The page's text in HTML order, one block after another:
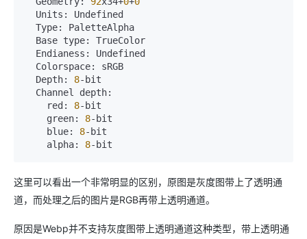
  Depth:
8-bit
    red:
8-bit
    green:
8-bit
    blue:
8-bit
    alpha:
8-bit
这里可以看出一个非常明显的区别，原图是灰度图带上了透明通
道，而处理之后的图片是RGB再带上透明通道。
原因是Webp并不支持灰度图带上透明通道这种类型，带上透明通